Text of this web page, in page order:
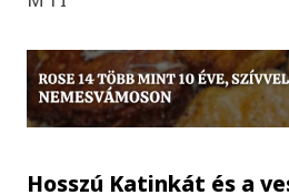
Hosszú Katinkát és a